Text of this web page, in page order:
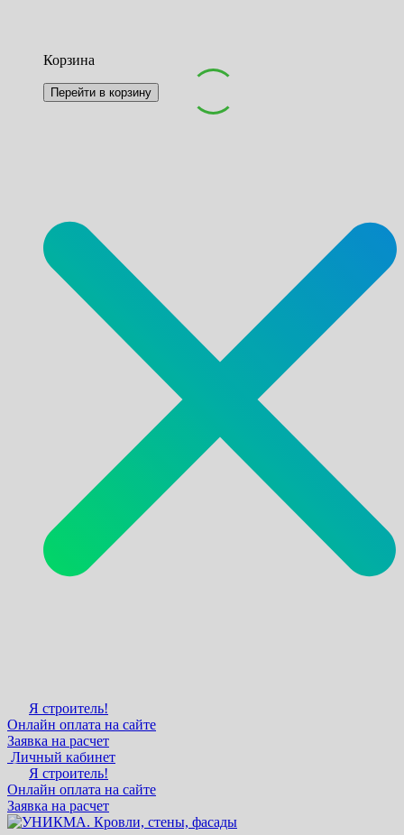
Корзина
Перейти в корзину
Я строитель!
Онлайн оплата на сайте
Заявка на расчет
Личный кабинет
Я строитель!
Онлайн оплата на сайте
Заявка на расчет